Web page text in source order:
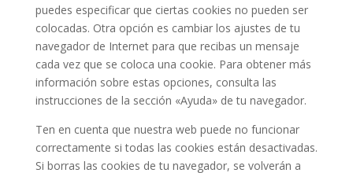
puedes especificar que ciertas cookies no pueden ser
colocadas. Otra opción es cambiar los ajustes de tu
navegador de Internet para que recibas un mensaje
cada vez que se coloca una cookie. Para obtener más
información sobre estas opciones, consulta las
instrucciones de la sección «Ayuda» de tu navegador.
Ten en cuenta que nuestra web puede no funcionar
correctamente si todas las cookies están desactivadas.
Si borras las cookies de tu navegador, se volverán a